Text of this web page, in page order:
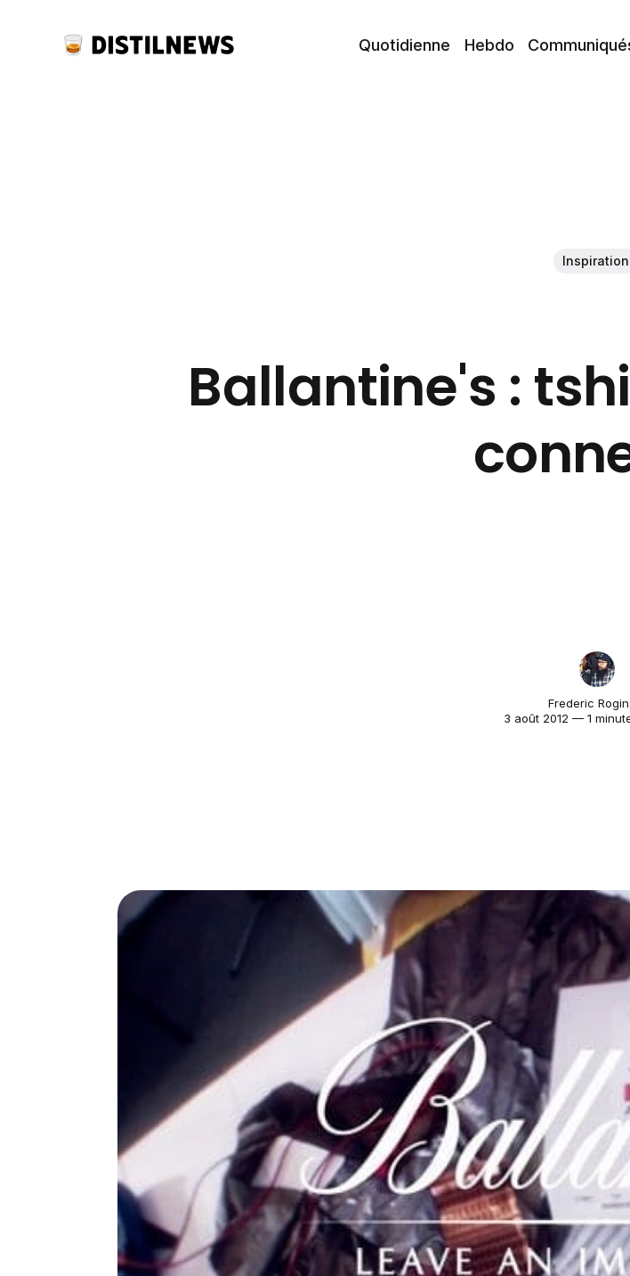
Quotidienne Hebdo
Inspiration
Ballantine's :
Frederic
3 août 2012 — 1